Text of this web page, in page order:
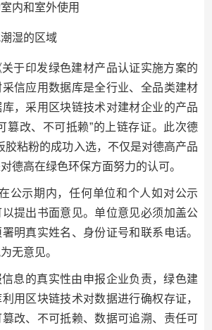
内和室外使用
湿的区域
于印发绿色建材产品认证实施方案的
信应用数据库是全行业、全品类建材
，采用区块链技术对建材企业的产品
篡改、不可抵赖”的上链存证。此次德
胶粘粉的成功入选，不仅是对德高产品
德高在绿色环保方面努力的认可。
公示期内，任何单位和个人如对公示
提出书面意见。单位意见必须加盖公
明真实姓名、身份证号和联系电话。
无意见。
息的真实性由申报企业负责，绿色建
用区块链技术对数据进行确权存证，
改、不可抵赖、数据可追溯、责任可